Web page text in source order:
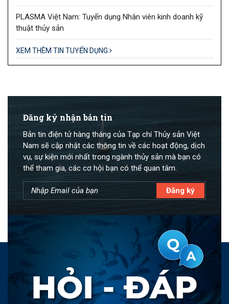
PLASMA Việt Nam: Tuyển dụng Nhân viên kinh doanh kỹ
thuật thủy sản
XEM THÊM TIN TUYỂN DỤNG
Đăng ký nhận bản tin
Bản tin điện tử hàng tháng của Tạp chí Thủy sản Việt
Nam sẽ cập nhật các thông tin về các hoạt động, dịch
vụ, sự kiện mới nhất trong ngành thủy sản mà bạn có
thể tham gia, các cơ hội bạn có thể quan tâm.